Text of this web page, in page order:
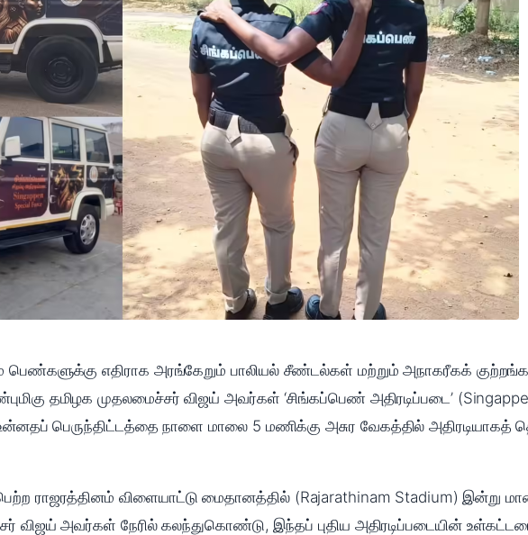
பெண்களுக்கு எதிராக அரங்கேறும் பாலியல் சீண்டல்கள் மற்றும் அநாகரீகக்
தமிழக முதலமைச்சர் விஜய் அவர்கள் ‘சிங்கப்பெண் அதிரடிப்படை’
உன்னதப் பெருந்திட்டத்தை நாளை மாலை 5 மணிக்கு அசுர வேகத்தில்
ராஜரத்தினம் விளையாட்டு மைதானத்தில் (Rajarathinam Stadium) இன்று
விஜய் அவர்கள் நேரில் கலந்துகொண்டு, இந்தப் புதிய அதிரடிப்படையின்